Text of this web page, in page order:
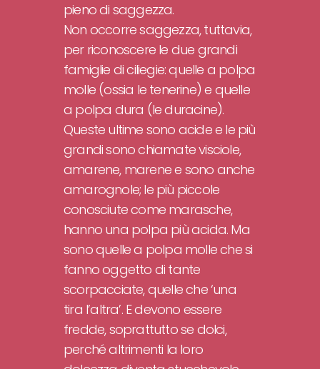
pieno di saggezza.
Non occorre saggezza, tuttavia,
per riconoscere le due grandi
famiglie di ciliegie: quelle a polpa
molle (ossia le tenerine) e quelle
a polpa dura (le duracine).
Queste ultime sono acide e le più
grandi sono chiamate visciole,
amarene, marene e sono anche
amarognole; le più piccole
conosciute come marasche,
hanno una polpa più acida. Ma
sono quelle a polpa molle che si
fanno oggetto di tante
scorpacciate, quelle che ‘una
tira l’altra’. E devono essere
fredde, soprattutto se dolci,
perché altrimenti la loro